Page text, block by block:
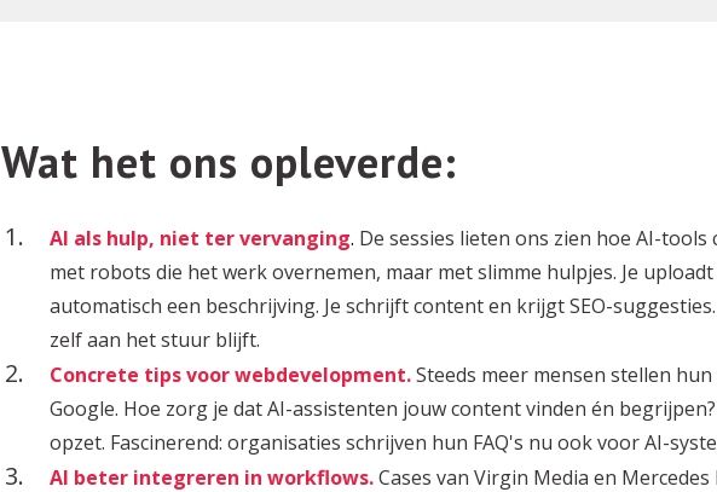
Wat het ons opleverde:
AI als hulp, niet ter vervanging. De sessies lieten ons zien hoe AI-
met robots die het werk overnemen, maar met slimme hulpjes. Je
automatisch een beschrijving. Je schrijft content en krijgt SEO-
zelf aan het stuur blijft.
Concrete tips voor webdevelopment.Steeds meer mensen stellen
Google. Hoe zorg je dat AI-assistenten jouw content vinden én
opzet. Fascinerend: organisaties schrijven hun FAQ's nu ook voor AI-
AI beter integreren in workflows.Cases van Virgin Media en